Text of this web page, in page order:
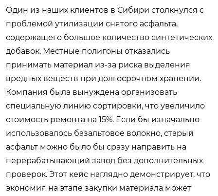
Один из наших клиентов в Сибири столкнулся с
проблемой утилизации снятого асфальта,
содержащего большое количество синтетических
добавок. Местные полигоны отказались
принимать материал из-за риска выделения
вредных веществ при долгосрочном хранении.
Компания была вынуждена организовать
специальную линию сортировки, что увеличило
стоимость ремонта на 15%. Если бы изначально
использовалось базальтовое волокно, старый
асфальт можно было бы сразу направить на
перерабатывающий завод без дополнительных
проверок. Этот кейс наглядно демонстрирует, что
экономия на этапе закупки материала может